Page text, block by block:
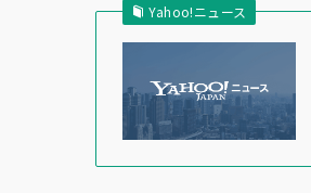
Yahoo!ニュース